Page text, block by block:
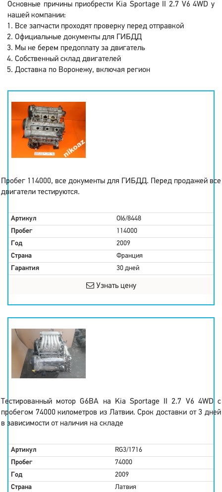
Основные причины приобрести Kia Sportage II 2.7 V6 4WD у
нашей компании:
Все запчасти проходят проверку перед отправкой
Официальные документы для ГИБДД
Мы не берем предоплату за двигатель
Собственный склад двигателей
Доставка по Воронежу, включая регион
Пробег 114000, все документы для ГИБДД. Перед продажей все
двигатели тестируются.
Артикул
OI6/8448
Пробег
114000
Год
2009
Страна
Франция
Гарантия
30 дней
Узнать цену
Тестированный мотор G6BA на Kia Sportage II 2.7 V6 4WD с
пробегом 74000 километров из Латвии. Срок доставки от 3 дней
в зависимости от наличия на складе
Артикул
RG3/1716
Пробег
74000
Год
2009
Страна
Латвия